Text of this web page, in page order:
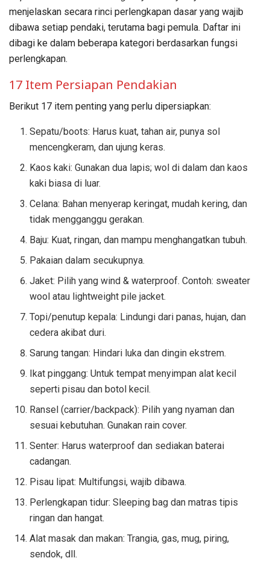
menjelaskan secara rinci perlengkapan dasar yang wajib
dibawa setiap pendaki, terutama bagi pemula. Daftar ini
dibagi ke dalam beberapa kategori berdasarkan fungsi
perlengkapan.
17 Item Persiapan Pendakian
Berikut 17 item penting yang perlu dipersiapkan:
Sepatu/boots: Harus kuat, tahan air, punya sol
mencengkeram, dan ujung keras.
Kaos kaki: Gunakan dua lapis; wol di dalam dan kaos
kaki biasa di luar.
Celana: Bahan menyerap keringat, mudah kering, dan
tidak mengganggu gerakan.
Baju: Kuat, ringan, dan mampu menghangatkan tubuh.
Pakaian dalam secukupnya.
Jaket: Pilih yang wind & waterproof. Contoh: sweater
wool atau lightweight pile jacket.
Topi/penutup kepala: Lindungi dari panas, hujan, dan
cedera akibat duri.
Sarung tangan: Hindari luka dan dingin ekstrem.
Ikat pinggang: Untuk tempat menyimpan alat kecil
seperti pisau dan botol kecil.
Ransel (carrier/backpack): Pilih yang nyaman dan
sesuai kebutuhan. Gunakan rain cover.
Senter: Harus waterproof dan sediakan baterai
cadangan.
Pisau lipat: Multifungsi, wajib dibawa.
Perlengkapan tidur: Sleeping bag dan matras tipis
ringan dan hangat.
Alat masak dan makan: Trangia, gas, mug, piring,
sendok, dll.